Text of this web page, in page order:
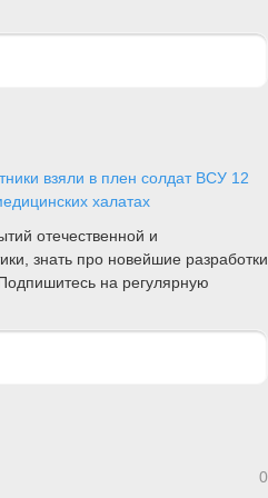
взяли в плен солдат ВСУ 12
халатах
отечественной и
знать про новейшие разработки
на регулярную
0